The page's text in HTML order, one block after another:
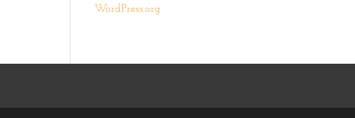
WordPress.org